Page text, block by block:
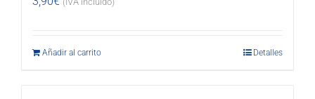
Añadir al carrito Detalles